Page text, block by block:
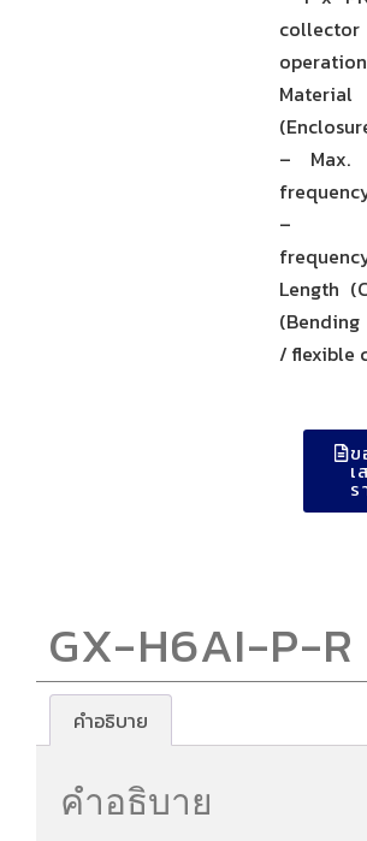
– Max.
– I-
Length
/ flexible
ข
เ
ร
GX-H6AI-P-R
คำอธิบาย
คำอธิบาย